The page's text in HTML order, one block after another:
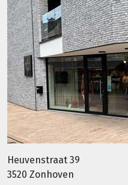
Heuvenstraat 39
3520 Zonhoven